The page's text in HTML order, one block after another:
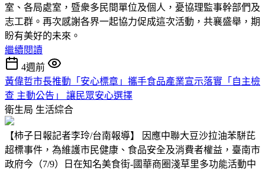
室、各局處室，暨衆多民間單位及個人，憂協理監事幹部們及
志工群。再次感謝各界一起協力促成這次活動，共襄盛舉，期
盼有美好的未來。
繼續閱讀
4週前
黃偉哲市長推動「安心標章」攜手食品產業宣示落實「自主檢
查 主動公告」 讓民眾安心選擇
衛生局 生活綜合
【柿子日報記者李玲/台南報導】 因應中聯大豆沙拉油苯駢芘
超標事件，為維護市民健康、食品安全及消費者權益，臺南市
政府今（7/9）日在知名美食街-國華商圈淺草里多功能活動中